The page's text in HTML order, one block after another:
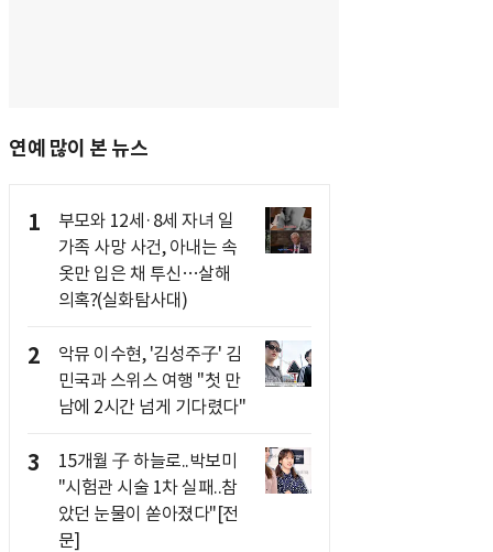
연예 많이 본 뉴스
1
부모와 12세·8세 자녀 일
가족 사망 사건, 아내는 속
옷만 입은 채 투신…살해
의혹?(실화탐사대)
2
악뮤 이수현, '김성주子' 김
민국과 스위스 여행 "첫 만
남에 2시간 넘게 기다렸다"
3
15개월 子 하늘로..박보미
"시험관 시술 1차 실패..참
았던 눈물이 쏟아졌다"[전
문]